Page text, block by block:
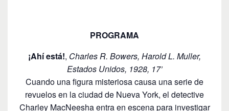
PROGRAMA
¡Ahí está!, Charles R. Bowers, Harold L. Muller,
Estados Unidos, 1928, 17’
Cuando una figura misteriosa causa una serie de
revuelos en la ciudad de Nueva York, el detective
Charley MacNeesha entra en escena para investigar